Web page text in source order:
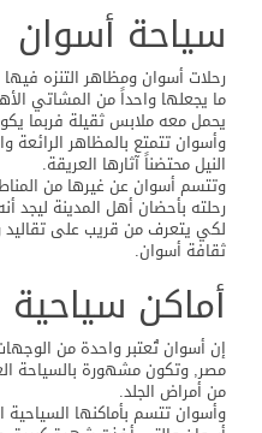
سياحة أسوان
رحلات أسوان ومظاهر التنزه
ما يجعلها واحداً من المشاتي
يحمل معه ملابس ثقيلة فربما
وأسوان تتمتع بالمظاهر الرائعة
النيل محتضناً آثارها العريقة.
وتتسم أسوان عن غيرها من
رحلته بأحضان أهل المدينة ليجد
لكي يتعرف من قريب على تقاليد
ثقافة أسوان.
أماكن
إن أسوان تُعتبر واحدة من
مصر, وتكون مشهورة بالسياحة
من أمراض الجلد.
وأسوان تتسم بأماكنها